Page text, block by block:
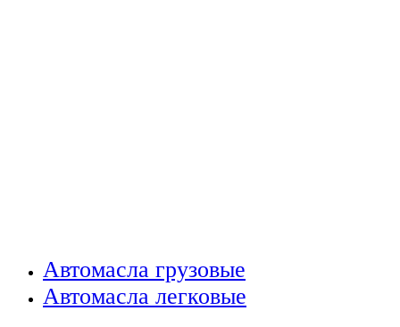
Автомасла грузовые
Автомасла легковые